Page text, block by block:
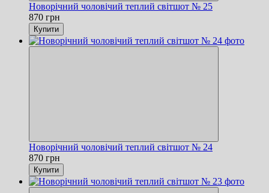
Новорічний чоловічий теплий світшот № 25
870 грн
Купити
Новорічний чоловічий теплий світшот № 24
870 грн
Купити